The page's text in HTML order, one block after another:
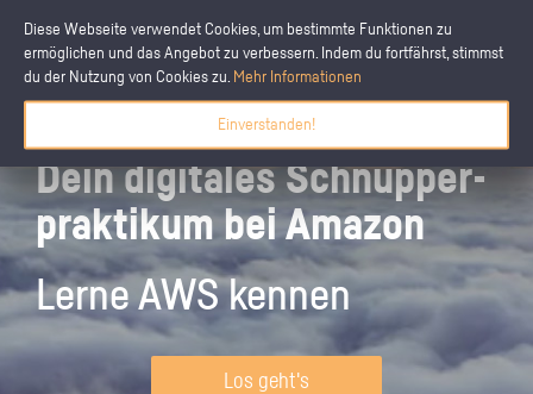
Diese Webseite verwendet Cookies, um bestimmte Funktionen zu
ermöglichen und das Angebot zu verbessern. Indem du fortfährst, stimmst
du der Nutzung von Cookies zu. Mehr Informationen
Einverstanden!
Dein digitales Schnupper­
praktikum bei Amazon
Lerne AWS kennen
Los geht's